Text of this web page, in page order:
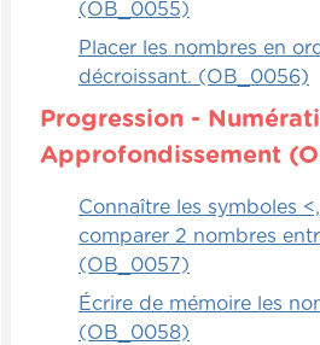
(OB_0055)
Placer les nombres en
décroissant. (OB_0056)
Progression -
Approfondissement
Connaître les symboles
comparer 2 nombres
(OB_0057)
Écrire de mémoire les
(OB_0058)